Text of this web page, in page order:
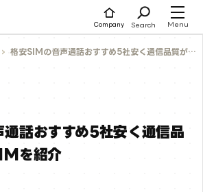
Company Search Menu
格安SIMの音声通話おすすめ5社│安く通信品質が良い格安SIMを紹介
話おすすめ5社│安く通信品
を紹介